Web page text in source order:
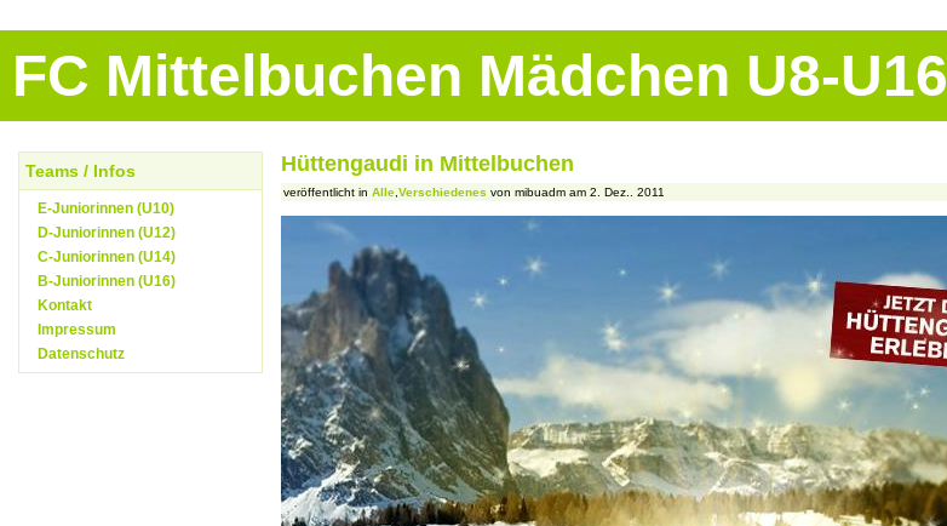
FC Mittelbuchen Mädchen U8-U16
Teams / Infos
E-Juniorinnen (U10)
D-Juniorinnen (U12)
C-Juniorinnen (U14)
B-Juniorinnen (U16)
Kontakt
Impressum
Datenschutz
Hüttengaudi in Mittelbuchen
veröffentlicht in Alle Verschiedenes von mibuadm am 2. Dez.. 2011